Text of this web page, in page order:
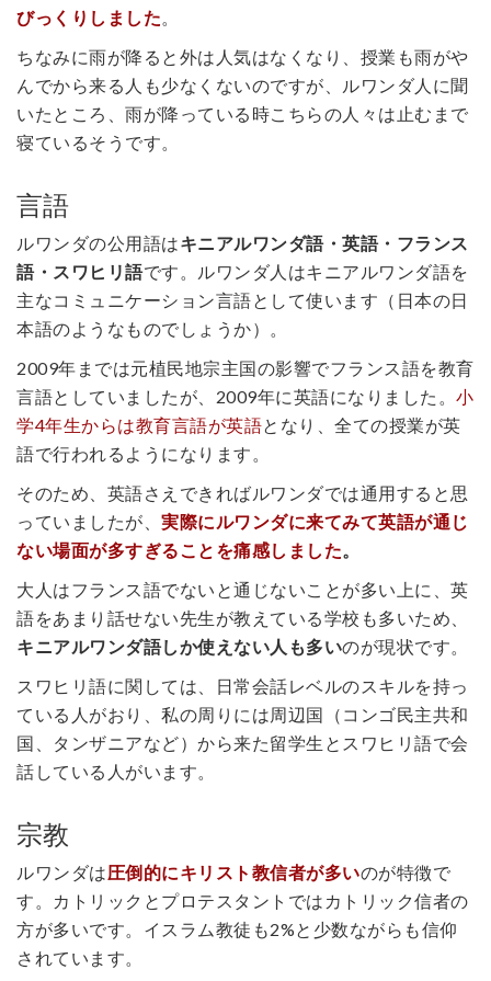
びっくりしました。
ちなみに雨が降ると外は人気はなくなり、授業も雨がや
んでから来る人も少なくないのですが、ルワンダ人に聞
いたところ、雨が降っている時こちらの人々は止むまで
寝ているそうです。
言語
ルワンダの公用語はキニアルワンダ語・英語・フランス
語・スワヒリ語です。ルワンダ人はキニアルワンダ語を
主なコミュニケーション言語として使います（日本の日
本語のようなものでしょうか）。
2009年までは元植民地宗主国の影響でフランス語を教育
言語としていましたが、2009年に英語になりました。 小
学4年生からは教育言語が英語となり、全ての授業が英
語で行われるようになります。
そのため、英語さえできればルワンダでは通用すると思
っていましたが、 実際にルワンダに来てみて英語が通じ
ない場面が多すぎることを痛感しました。
大人はフランス語でないと通じないことが多い上に、英
語をあまり話せない先生が教えている学校も多いため、
キニアルワンダ語しか使えない人も多いのが現状です。
スワヒリ語に関しては、日常会話レベルのスキルを持っ
ている人がおり、私の周りには周辺国（コンゴ民主共和
国、タンザニアなど）から来た留学生とスワヒリ語で会
話している人がいます。
宗教
ルワンダは圧倒的にキリスト教信者が多いのが特徴で
す。カトリックとプロテスタントではカトリック信者の
方が多いです。イスラム教徒も2%と少数ながらも信仰
されています。